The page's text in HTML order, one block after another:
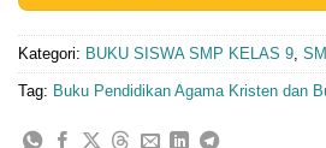
Kategori: BUKU SISWA SMP KELAS 9,
Tag: Buku Pendidikan Agama Kristen dan